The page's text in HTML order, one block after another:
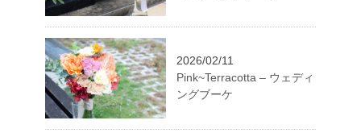
2026/02/11
Pink~Terracotta – ウェディ
ングブーケ